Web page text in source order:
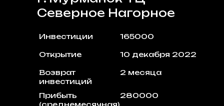
Северное Нагорное
Инвестиции 165000
10 декабря 2022
2 месяца
280000
Открытие
Возврат
инвестиций
Прибыть
(среднемесячная)